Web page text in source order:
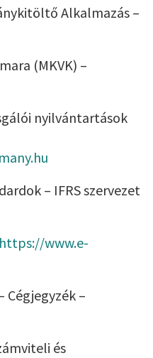
Alkalmazás –
(MKVK) –
nyilvántartások
– IFRS szervezet
https://www.e-
Cégjegyzék –
és